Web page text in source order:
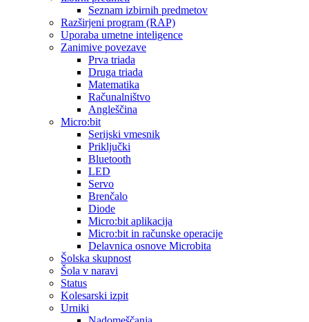
Seznam izbirnih predmetov
Razširjeni program (RAP)
Uporaba umetne inteligence
Zanimive povezave
Prva triada
Druga triada
Matematika
Računalništvo
Angleščina
Micro:bit
Serijski vmesnik
Priključki
Bluetooth
LED
Servo
Brenčalo
Diode
Micro:bit aplikacija
Micro:bit in računske operacije
Delavnica osnove Microbita
Šolska skupnost
Šola v naravi
Status
Kolesarski izpit
Urniki